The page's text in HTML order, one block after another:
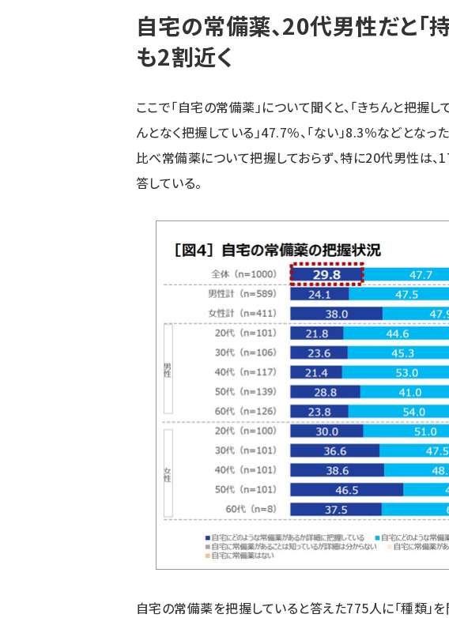
自宅の常備薬、20代男性だと「
も2割近く
ここで「自宅の常備薬」について聞くと、「きちんと把握
んとなく把握している」47.7％、「ない」8.3％などとな
比べ常備薬について把握しておらず、特に20代男性は、
答している。
自宅の常備薬を把握していると答えた775人に「種類」を